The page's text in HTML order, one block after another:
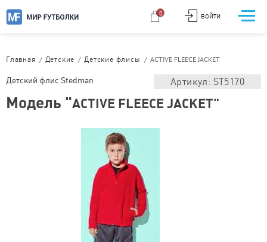
ВОЙТИ
0
Главная / Детские /Детские флисы / ACTIVE FLEECE JACKET
Детский флис Stedman Артикул: ST5170
Модель "ACTIVE FLEECE JACKET"